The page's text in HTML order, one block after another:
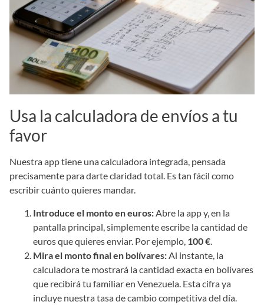
Usa la calculadora de envíos a tu
favor
Nuestra app tiene una calculadora integrada, pensada
precisamente para darte claridad total. Es tan fácil como
escribir cuánto quieres mandar.
Introduce el monto en euros: Abre la app y, en la
pantalla principal, simplemente escribe la cantidad de
euros que quieres enviar. Por ejemplo, 100 €
Mira el monto final en bolívares: Al instante, la
calculadora te mostrará la cantidad exacta en bolívares
que recibirá tu familiar en Venezuela. Esta cifra ya
incluye nuestra tasa de cambio competitiva del día.